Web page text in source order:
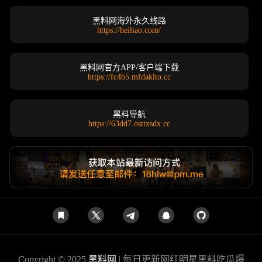
黑料网海外永久线路
https://heiliao.com/
黑料网官方APP/客户端下载
https://fc4b5.mfdaklto.cc
黑料导航
https://63dd7.osttxsdx.cc
Copyright © 2025 黑料网 | 每日更新网红明星黑料吃瓜爆